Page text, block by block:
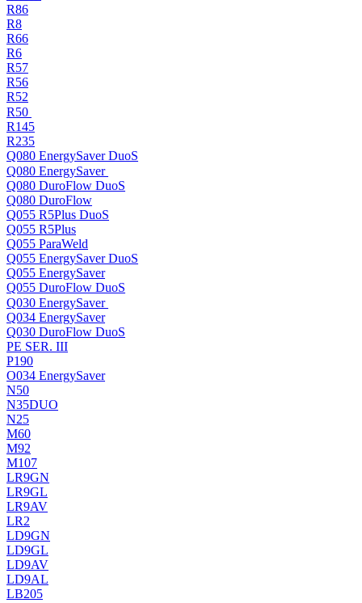
R86
R8
R66
R6
R57
R56
R52
R50
R145
R235
Q080 EnergySaver DuoS
Q080 EnergySaver
Q080 DuroFlow DuoS
Q080 DuroFlow
Q055 R5Plus DuoS
Q055 R5Plus
Q055 ParaWeld
Q055 EnergySaver DuoS
Q055 EnergySaver
Q055 DuroFlow DuoS
Q030 EnergySaver
Q034 EnergySaver
Q030 DuroFlow DuoS
PE SER. III
P190
O034 EnergySaver
N50
N35DUO
N25
M60
M92
M107
LR9GN
LR9GL
LR9AV
LR2
LD9GN
LD9GL
LD9AV
LD9AL
LB205